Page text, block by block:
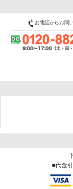
お電話からお問
■代金